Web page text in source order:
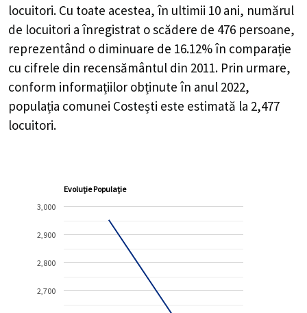
locuitori. Cu toate acestea, în ultimii 10 ani, numărul
de locuitori a înregistrat oscădere de 476 persoane,
reprezentând o diminuare de 16.12%în comparație
cu cifrele din recensământul din 2011. Prin urmare,
conform informațiilor obținute în anul 2022,
populația comunei Costești este estimată la 2,477
locuitori.
Evoluție Populație
2,700
2,800
2,900
3,000